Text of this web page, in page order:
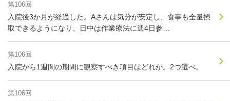
第106回
入院後3か月が経過した。Aさんは気分が安定し、食事も全量摂
取できるようになり、日中は作業療法に週4日参…
第106回
入院から1週間の期間に観察すべき項目はどれか。2つ選べ。
第106回